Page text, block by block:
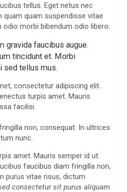
tellus. Eget netus nec
quam quam suspendisse vitae
morbi bibendum odio libero.
gravida faucibus augue.
tincidunt et. Morbi
sed tellus mus.
consectetur adipiscing elit.
turpis amet. Mauris
facilisi.
non, consequat. In ultrices
nunc.
amet. Mauris semper id ut
faucibus diam fringilla non,
purus vitae risus, dictum
consectetur sit purus aliquam.